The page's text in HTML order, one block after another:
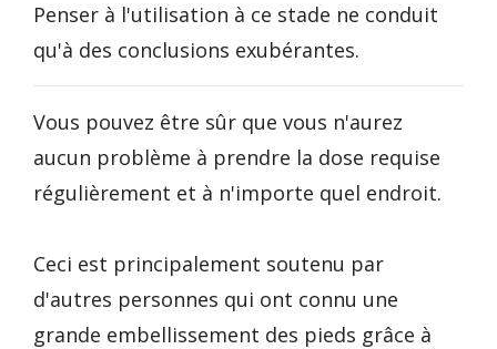
Penser à l'utilisation à ce stade ne conduit
qu'à des conclusions exubérantes.
Vous pouvez être sûr que vous n'aurez
aucun problème à prendre la dose requise
régulièrement et à n'importe quel endroit.
Ceci est principalement soutenu par
d'autres personnes qui ont connu une
grande embellissement des pieds grâce à